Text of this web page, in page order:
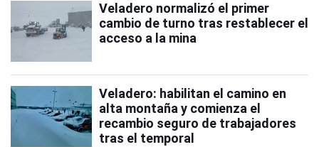
Veladero normalizó el primer
cambio de turno tras restablecer el
acceso a la mina
Veladero: habilitan el camino en
alta montaña y comienza el
recambio seguro de trabajadores
tras el temporal